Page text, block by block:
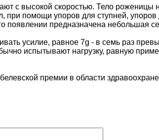
с высокой скоростью. Тело роженицы
при помощи упоров для ступней, упоров
появлении предназначена небольшая
усилие, равное 7g - в семь раз
испытывают нагрузку, равную
премии в области